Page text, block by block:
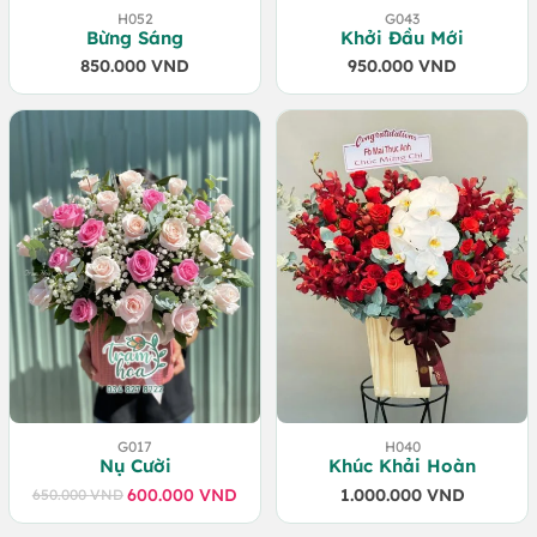
H052
Bừng Sáng
850.000 VND
G043
Khởi Đầu Mới
950.000 VND
G017
Nụ Cười
650.000VND Giá
gốc
600.000VND
Giá
hiện
H040
Khúc Khải Hoàn
1.000.000 VND